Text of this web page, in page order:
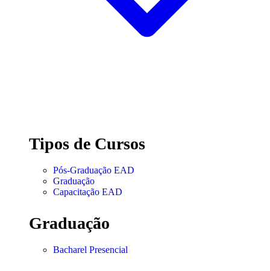
Tipos de Cursos
Pós-Graduação EAD
Graduação
Capacitação EAD
Graduação
Bacharel Presencial